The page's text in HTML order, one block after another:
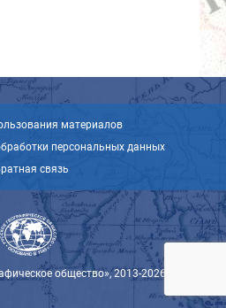
материалов
персональных данных
связь
общество», 2013-2026